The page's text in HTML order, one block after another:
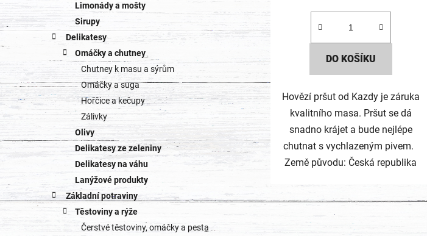
Limonády a mošty
Sirupy
Delikatesy
Omáčky a chutney
Chutney k masu a sýrům
Omáčky a suga
Hořčice a kečupy
Zálivky
Olivy
Delikatesy ze zeleniny
Delikatesy na váhu
Lanýžové produkty
Základní potraviny
Těstoviny a rýže
Čerstvé těstoviny, omáčky a pesta
DO KOŠÍKU
Hovězí pršut od Kazdy je záruka
kvalitního masa. Pršut se dá
snadno krájet a bude nejlépe
chutnat s vychlazeným pivem.
Země původu: Česká republika